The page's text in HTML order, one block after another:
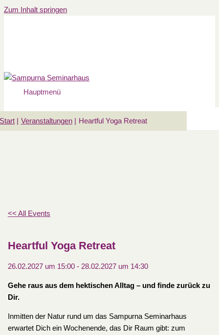
Zum Inhalt springen
Hauptmenü
Start Veranstaltungen Heartful Yoga Retreat
<< All Events
Heartful Yoga Retreat
26.02.2027 um 15:00- 28.02.2027 um 14:30
Gehe raus aus dem hektischen Alltag – und finde zurück zu
Dir.
Inmitten der Natur rund um das Sampurna Seminarhaus
erwartet Dich ein Wochenende, das Dir Raum gibt: zum